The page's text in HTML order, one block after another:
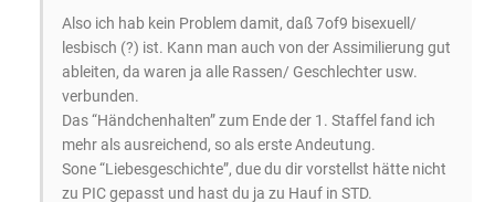
Also ich hab kein Problem damit, daß 7of9 bisexuell/
lesbisch (?) ist. Kann man auch von der Assimilierung gut
ableiten, da waren ja alle Rassen/ Geschlechter usw.
verbunden.
Das “Händchenhalten” zum Ende der 1. Staffel fand ich
mehr als ausreichend, so als erste Andeutung.
Sone “Liebesgeschichte”, due du dir vorstellst hätte nicht
zu PIC gepasst und hast du ja zu Hauf in STD.